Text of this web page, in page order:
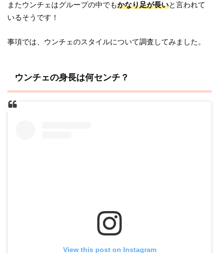
またウンチェはグループの中でもかなり足が長いと言われて
いるそうです！
事項では、ウンチェのスタイルについて調査してみました。
ウンチェの身長は何センチ？
View this post on Instagram